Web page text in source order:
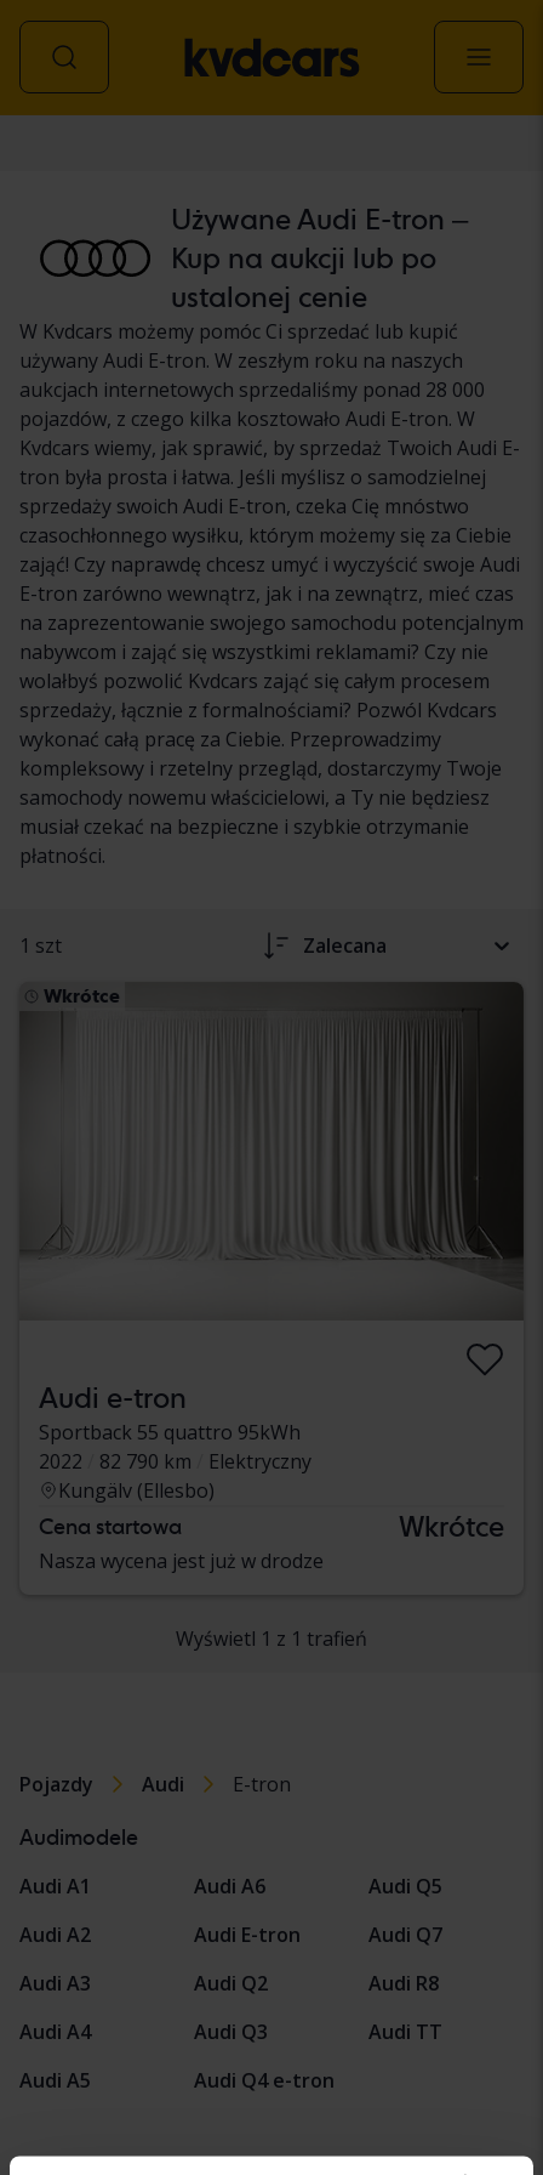
Używane Audi E-tron –
Kup na aukcji lub po
ustalonej cenie
W Kvdcars możemy pomóc Ci sprzedać lub kupić
używany Audi E-tron. W zeszłym roku na naszych
aukcjach internetowych sprzedaliśmy ponad 28 000
pojazdów, z czego kilka kosztowało Audi E-tron. W
Kvdcars wiemy, jak sprawić, by sprzedaż Twoich Audi E-
tron była prosta i łatwa. Jeśli myślisz o samodzielnej
sprzedaży swoich Audi E-tron, czeka Cię mnóstwo
czasochłonnego wysiłku, którym możemy się za Ciebie
zająć! Czy naprawdę chcesz umyć i wyczyścić swoje Audi
E-tron zarówno wewnątrz, jak i na zewnątrz, mieć czas
na zaprezentowanie swojego samochodu potencjalnym
nabywcom i zająć się wszystkimi reklamami? Czy nie
wolałbyś pozwolić Kvdcars zająć się całym procesem
sprzedaży, łącznie z formalnościami? Pozwól Kvdcars
wykonać całą pracę za Ciebie. Przeprowadzimy
kompleksowy i rzetelny przegląd, dostarczymy Twoje
samochody nowemu właścicielowi, a Ty nie będziesz
musiał czekać na bezpieczne i szybkie otrzymanie
płatności.
1 szt Zalecana
Wkrótce
Audi e-tron
Sportback 55 quattro 95kWh
2022
82 790 km
Elektryczny
Kungälv (Ellesbo)
Cena startowa Wkrótce
Nasza wycena jest już w drodze
Wyświetl 1 z 1 trafień
Pojazdy Audi E-tron
Audimodele
Audi A1
Audi A2
Audi A3
Audi A4
Audi A5
Audi A6
Audi E-tron
Audi Q2
Audi Q3
Audi Q4 e-tron
Audi Q5
Audi Q7
Audi R8
Audi TT